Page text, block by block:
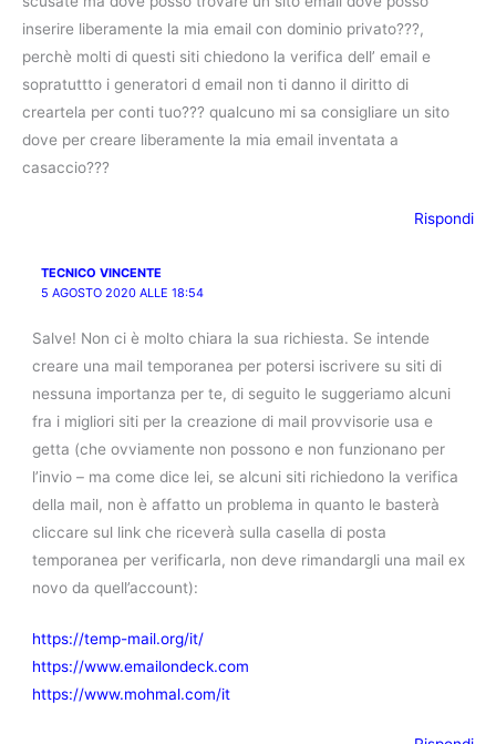
inserire liberamente la mia email con dominio privato???,
perchè molti di questi siti chiedono la verifica dell’ email e
sopratuttto i generatori d email non ti danno il diritto di
creartela per conti tuo??? qualcuno mi sa consigliare un sito
dove per creare liberamente la mia email inventata a
casaccio???
Rispondi
TECNICO VINCENTE
5 AGOSTO 2020 ALLE 18:54
Salve! Non ci è molto chiara la sua richiesta. Se intende
creare una mail temporanea per potersi iscrivere su siti di
nessuna importanza per te, di seguito le suggeriamo alcuni
fra i migliori siti per la creazione di mail provvisorie usa e
getta (che ovviamente non possono e non funzionano per
l’invio – ma come dice lei, se alcuni siti richiedono la verifica
della mail, non è affatto un problema in quanto le basterà
cliccare sul link che riceverà sulla casella di posta
temporanea per verificarla, non deve rimandargli una mail ex
novo da quell’account):
https://temp-mail.org/it/
https://www.emailondeck.com
https://www.mohmal.com/it